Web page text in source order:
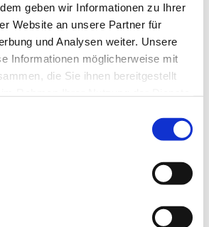
geben wir Informationen zu Ihrer
Website an unsere Partner für
und Analysen weiter. Unsere
Informationen möglicherweise mit
die Sie ihnen bereitgestellt